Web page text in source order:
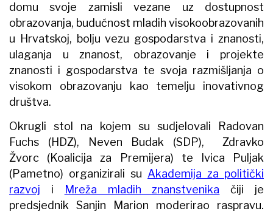
domu svoje zamisli vezane uz dostupnost
obrazovanja, budućnost mladih visokoobrazovanih
u Hrvatskoj, bolju vezu gospodarstva i znanosti,
ulaganja u znanost, obrazovanje i projekte
znanosti i gospodarstva te svoja razmišljanja o
visokom obrazovanju kao temelju inovativnog
društva.
Okrugli stol na kojem su sudjelovali Radovan
Fuchs (HDZ), Neven Budak (SDP), Zdravko
Žvorc (Koalicija za Premijera) te Ivica Puljak
(Pametno) organizirali su Akademija za politički
razvoj i Mreža mladih znanstvenika čiji je
predsjednik Sanjin Marion moderirao raspravu.